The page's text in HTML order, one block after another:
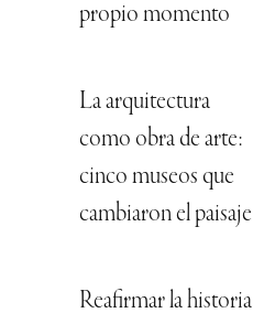
propio momento
La arquitectura
como obra de arte:
cinco museos que
cambiaron el paisaje
Reafirmar la historia